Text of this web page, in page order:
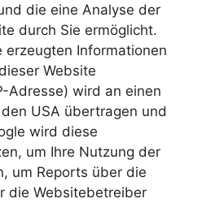
die eine Analyse der
durch Sie ermöglicht.
erzeugten Informationen
Website
Adresse) wird an einen
USA übertragen und
wird diese
um Ihre Nutzung der
um Reports über die
die Websitebetreiber